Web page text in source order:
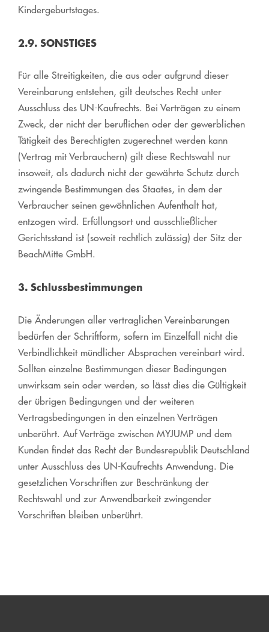
Kindergeburtstages.
2.9. SONSTIGES
Für alle Streitigkeiten, die aus oder aufgrund dieser
Vereinbarung entstehen, gilt deutsches Recht unter
Ausschluss des UN-Kaufrechts. Bei Verträgen zu einem
Zweck, der nicht der beruflichen oder der gewerblichen
Tätigkeit des Berechtigten zugerechnet werden kann
(Vertrag mit Verbrauchern) gilt diese Rechtswahl nur
insoweit, als dadurch nicht der gewährte Schutz durch
zwingende Bestimmungen des Staates, in dem der
Verbraucher seinen gewöhnlichen Aufenthalt hat,
entzogen wird. Erfüllungsort und ausschließlicher
Gerichtsstand ist (soweit rechtlich zulässig) der Sitz der
BeachMitte GmbH.
3. Schlussbestimmungen
Die Änderungen aller vertraglichen Vereinbarungen
bedürfen der Schriftform, sofern im Einzelfall nicht die
Verbindlichkeit mündlicher Absprachen vereinbart wird.
Sollten einzelne Bestimmungen dieser Bedingungen
unwirksam sein oder werden, so lässt dies die Gültigkeit
der übrigen Bedingungen und der weiteren
Vertragsbedingungen in den einzelnen Verträgen
unberührt. Auf Verträge zwischen MYJUMP und dem
Kunden findet das Recht der Bundesrepublik Deutschland
unter Ausschluss des UN-Kaufrechts Anwendung. Die
gesetzlichen Vorschriften zur Beschränkung der
Rechtswahl und zur Anwendbarkeit zwingender
Vorschriften bleiben unberührt.